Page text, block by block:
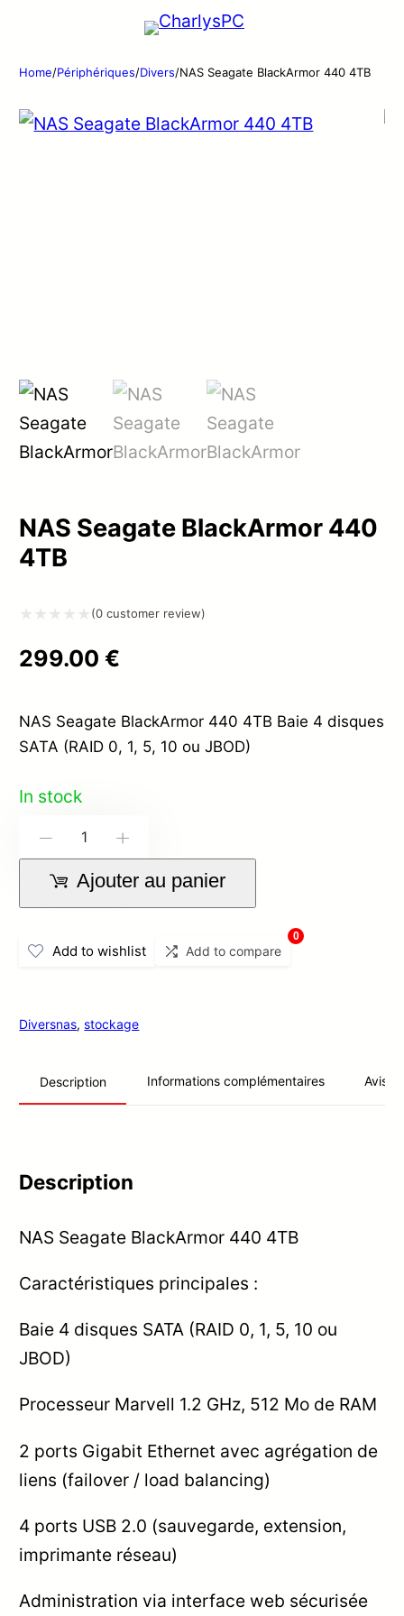
Home/Périphériques/Divers/NAS Seagate BlackArmor 440 4TB
NAS Seagate BlackArmor 440
4TB
0
5
(0 customer review)
299.00€
NAS Seagate BlackArmor 440 4TB Baie 4 disques
SATA (RAID 0, 1, 5, 10 ou JBOD)
In stock
quantité
de
Seagate
BlackArmor
Ajouter au panier
Add to wishlist Add to compare
0
Diversnas,stockage
Description Informations complémentaires Avis
Description
NAS Seagate BlackArmor 440 4TB
Caractéristiques principales :
Baie 4 disques SATA (RAID 0, 1, 5, 10 ou
JBOD)
Processeur Marvell 1.2 GHz, 512 Mo de RAM
2 ports Gigabit Ethernet avec agrégation de
liens (failover / load balancing)
4 ports USB 2.0 (sauvegarde, extension,
imprimante réseau)
Administration via interface web sécurisée